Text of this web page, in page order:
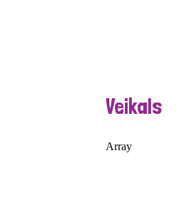
Veikals
Array